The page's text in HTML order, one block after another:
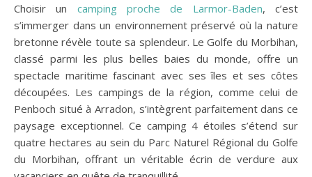
Choisir un camping proche de Larmor-Baden, c’est
s’immerger dans un environnement préservé où la nature
bretonne révèle toute sa splendeur. Le Golfe du Morbihan,
classé parmi les plus belles baies du monde, offre un
spectacle maritime fascinant avec ses îles et ses côtes
découpées. Les campings de la région, comme celui de
Penboch situé à Arradon, s’intègrent parfaitement dans ce
paysage exceptionnel. Ce camping 4 étoiles s’étend sur
quatre hectares au sein du Parc Naturel Régional du Golfe
du Morbihan, offrant un véritable écrin de verdure aux